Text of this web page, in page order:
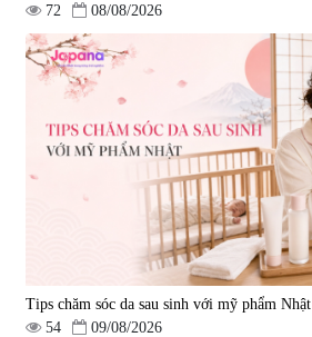
72
08/08/2026
Tips chăm sóc da sau sinh với mỹ phẩm Nhật
54
09/08/2026